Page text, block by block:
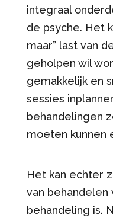
integraal
de psyche. Het
maar” last van
geholpen wil
gemakkelijk en
sessies
behandelingen
moeten kunnen
Het kan echter
van behandelen
behandeling is.